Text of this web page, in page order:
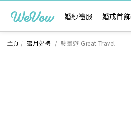
婚紗禮服 婚戒首飾
主頁 / 蜜月婚禮 /駿景遊 Great Travel